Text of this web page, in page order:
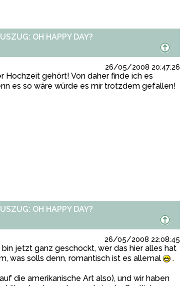
OH HAPPY DAY?
26/05/2008 20:47:26
Hochzeit gehört! Von daher finde ich es
es so wäre würde es mir trotzdem gefallen!
OH HAPPY DAY?
26/05/2008 22:08:45
jetzt ganz geschockt, wer das hier alles hat
was solls denn, romantisch ist es allemal
.
die amerikanische Art also), und wir haben